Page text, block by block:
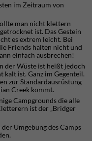
im Zeitraum von
man nicht klettern
ist. Das Gestein
es extrem leicht. Bei
Friends halten nicht und
einfach ausbrechen!
der Wüste ist heißt jedoch
kalt ist. Ganz im Gegenteil.
zur Standardausrüstung
Creek kommt.
Campgrounds die alle
ist der „Bridger
Umgebung des Camps